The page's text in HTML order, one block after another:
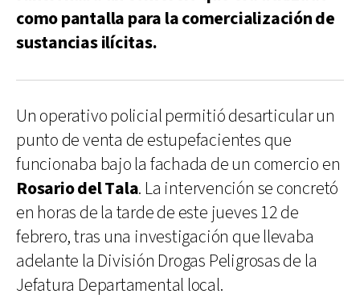
como pantalla para la comercialización de
sustancias ilícitas.
Un operativo policial permitió desarticular un
punto de venta de estupefacientes que
funcionaba bajo la fachada de un comercio en
Rosario del Tala. La intervención se concretó
en horas de la tarde de este jueves 12 de
febrero, tras una investigación que llevaba
adelante la División Drogas Peligrosas de la
Jefatura Departamental local.